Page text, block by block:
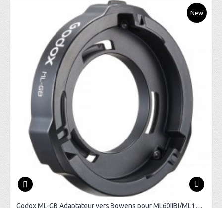
New
Godox ML-GB Adaptateur vers Bowens pour ML60IIBI/ML100BI/ML100R/ad300pro